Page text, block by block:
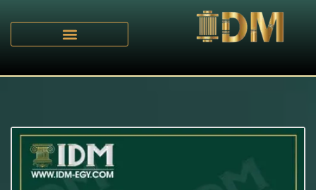
الرئيسية / IDM-C003 كرانيش مزخرفة